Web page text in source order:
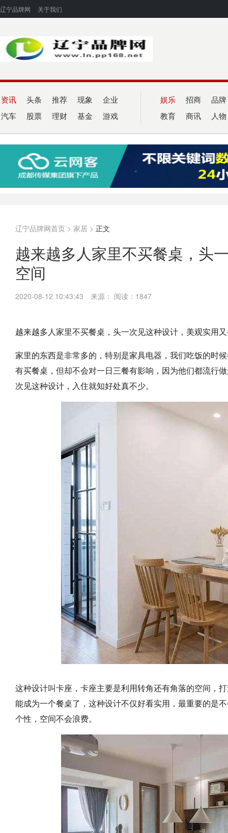
辽宁品牌网 关于我们
资讯 头条 推荐 现象 企业
汽车 股票 理财 基金 游戏
娱乐 招商 品牌
教育 商讯 人物
辽宁品牌网首页 > 家居 > 正文
越来越多人家里不买餐桌，头
空间
2020-08-12 10:43:43 来源： 阅读：1847
越来越多人家里不买餐桌，头一次见这种设计，美观实用
家里的东西是非常多的，特别是家具电器，我们吃饭的时
有买餐桌，但却不会对一日三餐有影响，因为他们都流行
次见这种设计，入住就知好处真不少。
这种设计叫卡座，卡座主要是利用转角还有角落的空间，
能成为一个餐桌了，这种设计不仅好看实用，最重要的是
个性，空间不会浪费。